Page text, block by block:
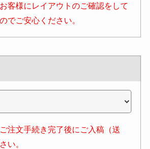
客様にレイアウトのご確認をして
でご安心ください。
注文手続き完了後にご入稿（送
い。